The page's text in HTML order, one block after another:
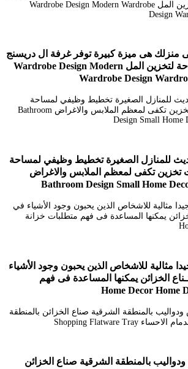
هى ميزة كبيرة توفر غرفة ال دريسنج
روم الكثير من المساحة لتخزين المل Wardrobe Design Modern
Wardrobe Design
للمنازل الصغيرة تخطيط وظيفي لمساحة
تخزين تكفى لمعظم الملابس والاغراض
Bathroom Design Small Home
مثالية للاشخاص الذين يحبون وجود الأشياء
الخزائن يمكنها المساعدة فى فهم
بالمنطقة الشرقية صناع الخزائن